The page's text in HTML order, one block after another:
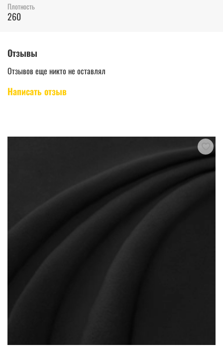
Плотность
260
Отзывы
Отзывов еще никто не оставлял
Написать отзыв